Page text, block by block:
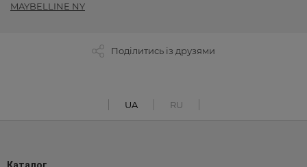
MAYBELLINE NY
Поділитись із друзями
UA RU